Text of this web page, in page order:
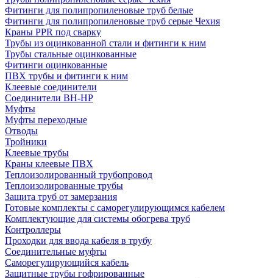
Фитинги для полипропиленовые труб белые
Фитинги для полипропиленовые труб серые Чехия
Краны PPR под сварку
Трубы из оцинкованной стали и фитинги к ним
Трубы стальные оцинкованные
Фитинги оцинкованные
ПВХ трубы и фитинги к ним
Клеевые соединители
Соединители ВН-НР
Муфты
Муфты переходные
Отводы
Тройники
Клеевые трубы
Краны клеевые ПВХ
Теплоизолированный трубопровод
Теплоизолированные трубы
Защита труб от замерзания
Готовые комплекты с саморегулирующимся кабелем
Комплектующие для системы обогрева труб
Контроллеры
Проходки для ввода кабеля в трубу
Соединительные муфты
Саморегулирующийся кабель
Защитные трубы гофрированные